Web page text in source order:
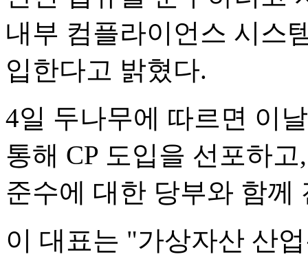
내부 컴플라이언스 시스
입한다고 밝혔다.
4일 두나무에 따르면 이
통해 CP 도입을 선포하
준수에 대한 당부와 함께
이 대표는 "가상자산 산